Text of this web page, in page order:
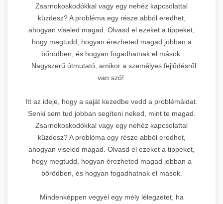
Zsarnokoskodókkal vagy egy nehéz kapcsolattal
küzdesz? A probléma egy része abból eredhet,
ahogyan viseled magad. Olvasd el ezeket a tippeket,
hogy megtudd, hogyan érezheted magad jobban a
bőrödben, és hogyan fogadhatnak el mások.
Nagyszerű útmutató, amikor a személyes fejlődésről
van szó!
Itt az ideje, hogy a saját kezedbe vedd a problémáidat.
Senki sem tud jobban segíteni neked, mint te magad.
Zsarnokoskodókkal vagy egy nehéz kapcsolattal
küzdesz? A probléma egy része abból eredhet,
ahogyan viseled magad. Olvasd el ezeket a tippeket,
hogy megtudd, hogyan érezheted magad jobban a
bőrödben, és hogyan fogadhatnak el mások.
Mindenképpen vegyél egy mély lélegzetet, ha